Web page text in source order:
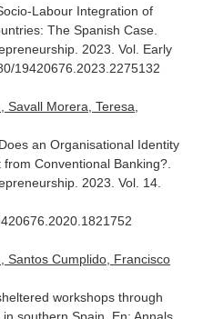
Labour Integration of
The Spanish Case.
. 2023. Vol. Early
19420676.2023.2275132
Savall Morera, Teresa,
an Organisational Identity
Conventional Banking?.
. 2023. Vol. 14.
Santos Cumplido, Francisco
workshops through